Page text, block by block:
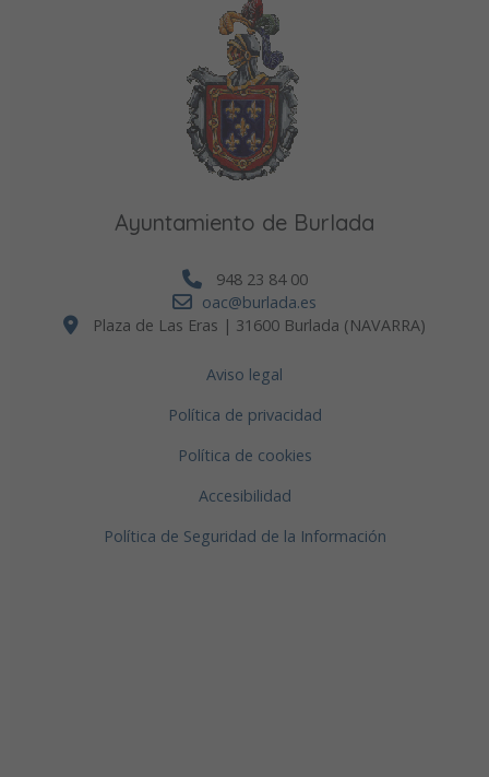
Ayuntamiento de Burlada
948 23 84 00
oac@burlada.es
Plaza de Las Eras | 31600 Burlada (NAVARRA)
Aviso legal
Política de privacidad
Política de cookies
Accesibilidad
Política de Seguridad de la Información